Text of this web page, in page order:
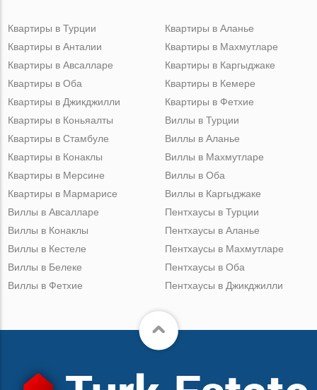
Квартиры в Турции
Квартиры в Анталии
Квартиры в Авсалларе
Квартиры в Оба
Квартиры в Джикджилли
Квартиры в Аланье
Квартиры в Махмутларе
Квартиры в Каргыджаке
Квартиры в Кемере
Квартиры в Фетхие
Квартиры в Коньяалты
Квартиры в Стамбуле
Квартиры в Конаклы
Квартиры в Мерсине
Квартиры в Мармарисе
Виллы в Турции
Виллы в Аланье
Виллы в Махмутларе
Виллы в Оба
Виллы в Каргыджаке
Виллы в Авсалларе
Виллы в Конаклы
Виллы в Кестеле
Виллы в Белеке
Виллы в Фетхие
Пентхаусы в Турции
Пентхаусы в Аланье
Пентхаусы в Махмутларе
Пентхаусы в Оба
Пентхаусы в Джикджилли